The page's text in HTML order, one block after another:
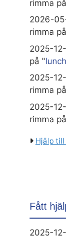
rimma
2026-
rimma
2025-
på "
2025-
rimma
2025-
rimma
Hjälp
Fått
2025-